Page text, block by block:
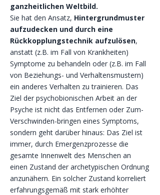
ganzheitlichen Weltbild.
Sie hat den Ansatz, Hintergrundmuster
aufzudecken und durch eine
Rückkopplungstechnik aufzulösen,
anstatt (z.B. im Fall von Krankheiten)
Symptome zu behandeln oder (z.B. im Fall
von Beziehungs- und Verhaltensmustern)
ein anderes Verhalten zu trainieren. Das
Ziel der psychobionischen Arbeit an der
Psyche ist nicht das Entfernen oder Zum-
Verschwinden-bringen eines Symptoms,
sondern geht darüber hinaus: Das Ziel ist
immer, durch Emergenzprozesse die
gesamte Innenwelt des Menschen an
einen Zustand der archetypischen Ordnung
anzunähern. Ein solcher Zustand korreliert
erfahrungsgemäß mit stark erhöhter